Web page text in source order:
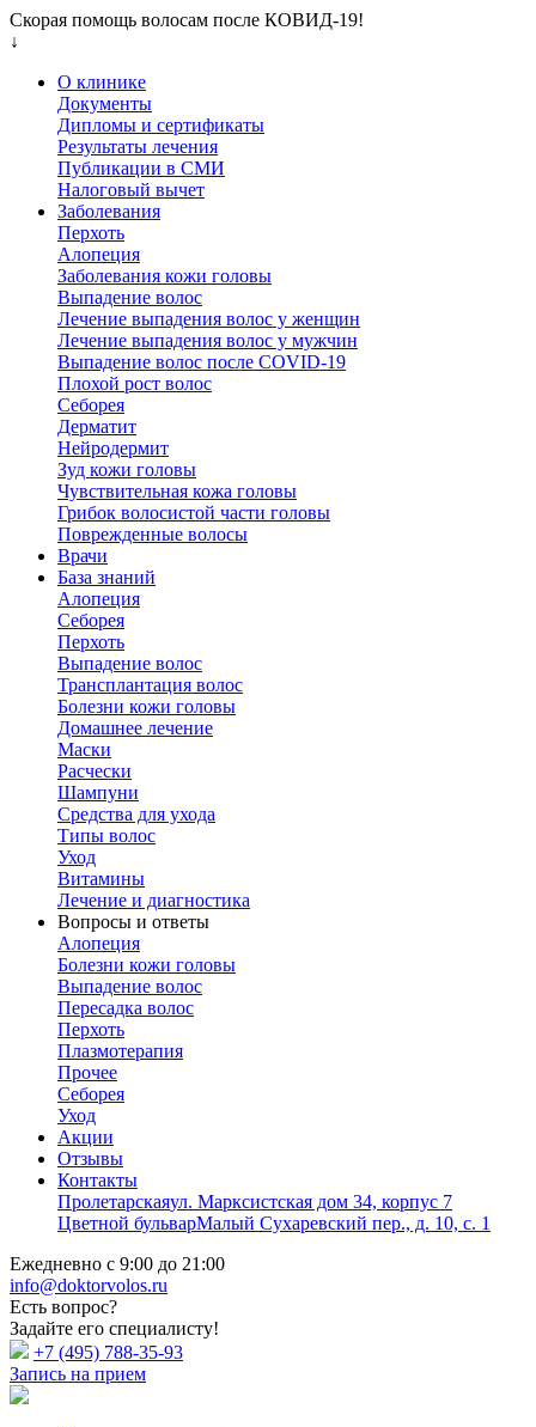
Скорая помощь волосам после КОВИД-19!
↓
О клинике
Документы
Дипломы и сертификаты
Результаты лечения
Публикации в СМИ
Налоговый вычет
Заболевания
Перхоть
Алопеция
Заболевания кожи головы
Выпадение волос
Лечение выпадения волос у женщин
Лечение выпадения волос у мужчин
Выпадение волос после COVID-19
Плохой рост волос
Cеборея
Дерматит
Нейродермит
Зуд кожи головы
Чувствительная кожа головы
Грибок волосистой части головы
Поврежденные волосы
Врачи
База знаний
Алопеция
Себорея
Перхоть
Выпадение волос
Трансплантация волос
Болезни кожи головы
Домашнее лечение
Маски
Расчески
Шампуни
Средства для ухода
Типы волос
Уход
Витамины
Лечение и диагностика
Вопросы и ответы
Алопеция
Болезни кожи головы
Выпадение волос
Пересадка волос
Перхоть
Плазмотерапия
Прочее
Себорея
Уход
Акции
Отзывы
Контакты
Пролетарскаяул. Марксистская дом 34, корпус 7
Цветной бульварМалый Сухаревский пер., д. 10, с. 1
Ежедневно с 9:00 до 21:00
info@doktorvolos.ru
Есть вопрос?
Задайте его специалисту!
+7 (495) 788-35-93
Запись на прием